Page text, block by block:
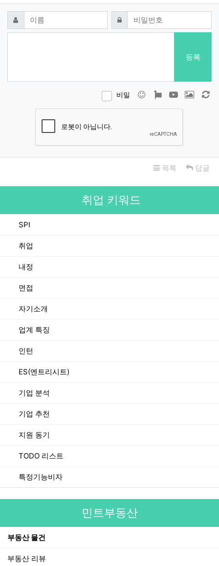
댓글쓰기
이름 필수 비밀번호필수
등록
비밀 이모티콘폰트어썸
동영상 이미지
목록 답글
취업 키워드
SPI
취업
내정
면접
자기소개
업계 특징
인턴
ES(엔트리시트)
기업 분석
기업 추천
지원 동기
TODO 리스트
특정기능비자
민트부동산
부동산 물건
부동산 리뷰